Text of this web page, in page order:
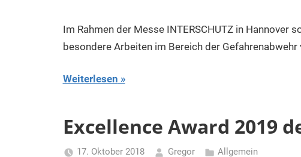
Im Rahmen der Messe INTERSCHUTZ in Hannover
besondere Arbeiten im Bereich der Gefahrenabwehr
Weiterlesen
Excellence Award 2019
17. Oktober 2018 Gregor Allgemein